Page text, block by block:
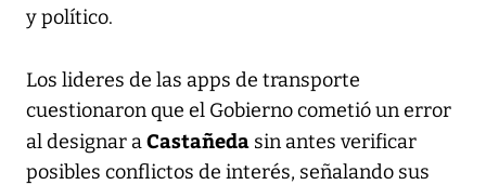
y político.
Los lideres de las apps de transporte
cuestionaron que el Gobierno cometió un error
al designar aCastañeda sin antes verificar
posibles conflictos de interés, señalando sus